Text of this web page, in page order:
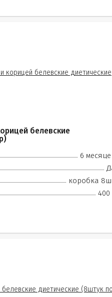
белевские
6
коробка
400